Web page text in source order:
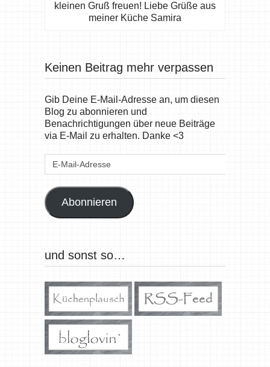
kleinen Gruß freuen! Liebe Grüße aus
meiner Küche Samira
Keinen Beitrag mehr verpassen
Gib Deine E-Mail-Adresse an, um diesen
Blog zu abonnieren und
Benachrichtigungen über neue Beiträge
via E-Mail zu erhalten. Danke <3
E-
Abonnieren
und sonst so…